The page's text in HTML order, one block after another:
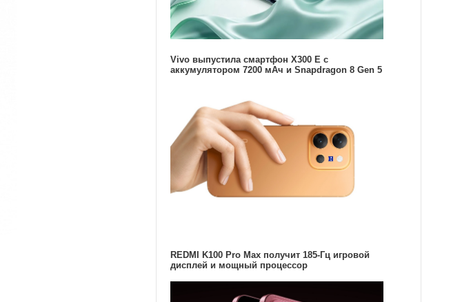
Vivo выпустила смартфон X300 E с
аккумулятором 7200 мАч и Snapdragon 8 Gen 5
REDMI K100 Pro Max получит 185-Гц игровой
дисплей и мощный процессор